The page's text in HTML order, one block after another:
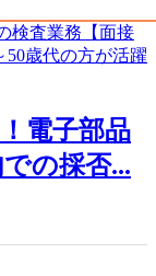
電子部品
の採否...